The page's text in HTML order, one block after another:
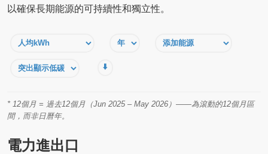
以確保長期能源的可持續性和獨立性。
⬇️
* 12個月 = 過去12個月（Jun 2025 – May 2026）——為滾動的12個月區
間，而非日曆年。
電力進出口